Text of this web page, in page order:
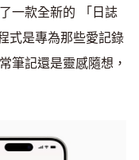
一款全新的 「日誌
式是專為那些愛記錄
筆記還是靈感隨想，